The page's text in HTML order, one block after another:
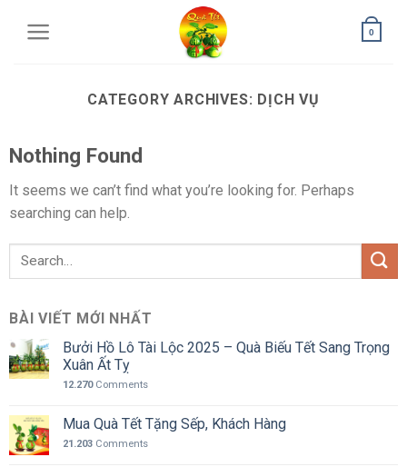
0
CATEGORY ARCHIVES: DỊCH VỤ
Nothing Found
It seems we can’t find what you’re looking for. Perhaps
searching can help.
BÀI VIẾT MỚI NHẤT
Bưởi Hồ Lô Tài Lộc 2025 – Quà Biếu Tết Sang Trọng
Xuân Ất Tỵ
12.270Comments
Mua Quà Tết Tặng Sếp, Khách Hàng
21.203 Comments